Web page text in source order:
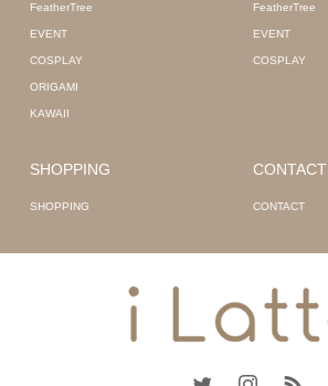
FeatherTree
EVENT
COSPLAY
ORIGAMI
KAWAII
FeatherTree
EVENT
COSPLAY
SHOPPING
SHOPPING
CONTACT
CONTACT